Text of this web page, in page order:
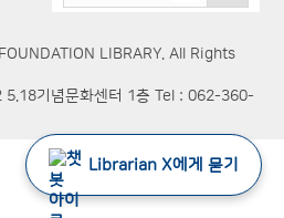
LIBRARY. All Rights
5.18기념문화센터 1층 Tel : 062-360-
Librarian X에게 묻기